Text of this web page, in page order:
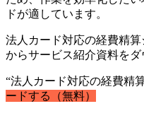
ドが適しています。
法人カード対応の経費精
からサービス紹介資料をダ
“法人カード対応の経費精
ードする（無料）